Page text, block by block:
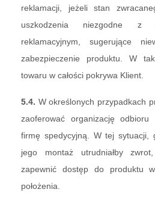
reklamacji, jeżeli stan
uszkodzenia niezgodne z
reklamacyjnym, sugerujące
zabezpieczenie produktu. W
towaru w całości pokrywa Klient.
5.4. W określonych przypadkach
zaoferować organizację
firmę spedycyjną. W tej sytuacji,
jego montaż utrudniałby
zapewnić dostęp do produktu
położenia.